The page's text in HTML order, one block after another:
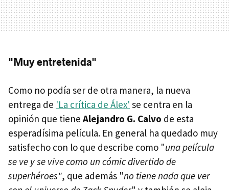
"Muy entretenida"
Como no podía ser de otra manera, la nueva
entrega de 'La crítica de Álex' se centra en la
opinión que tiene Alejandro G. Calvo de esta
esperadísima película. En general ha quedado muy
satisfecho con lo que describe como "una película
se ve y se vive como un cómic divertido de
superhéroes", que además "no tiene nada que ver